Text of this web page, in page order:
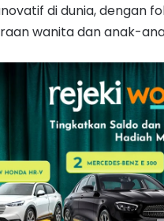
di dunia, dengan
wanita dan anak-